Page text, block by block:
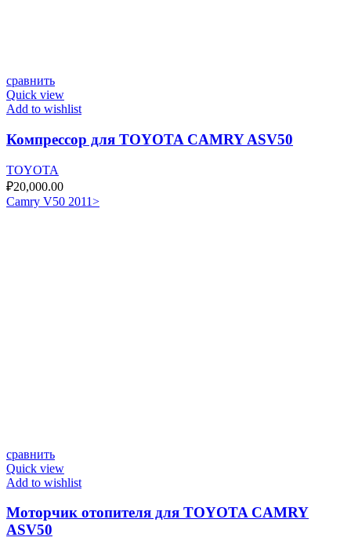
сравнить
Quick view
Add to wishlist
Компрессор для TOYOTA CAMRY ASV50
TOYOTA
₽20,000.00
Camry V50 2011>
сравнить
Quick view
Add to wishlist
Моторчик отопителя для TOYOTA CAMRY
ASV50